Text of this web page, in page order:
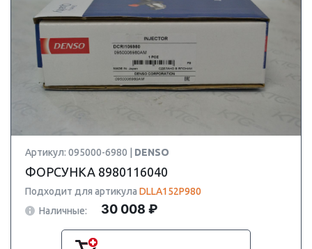
Артикул: 095000-6980 | DENSO
ФОРСУНКА 8980116040
Подходит для артикула DLLA152P980
Наличные:
30 008 ₽